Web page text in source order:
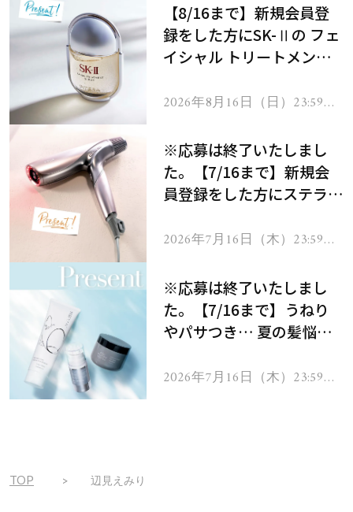
【8/16まで】新規会員登
録をした方にSK-Ⅱの フェ
イシャル トリートメント
2026年8月16日（日）23:59ま
※応募は終了いたしまし
た。【7/16まで】新規会
員登録をした方にステラボ
ヘアドライヤー ジュエル
2026年7月16日（木）23:59ま
※応募は終了いたしまし
た。【7/16まで】うねり
やパサつき… 夏の髪悩み
ムを13名様にプレゼン
2026年7月16日（木）23:59ま
TOP 辺見えみり